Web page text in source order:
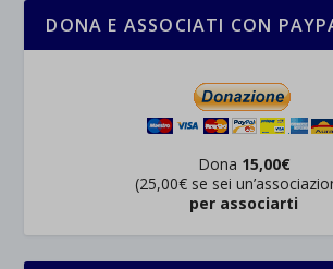
DONA E ASSOCIATI CON
Dona 15,00€
(25,00€ se sei
per associarti